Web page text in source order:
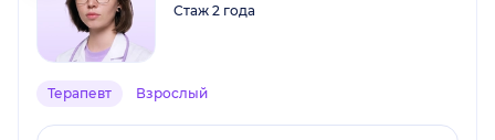
Стаж 2 года
Терапевт Взрослый